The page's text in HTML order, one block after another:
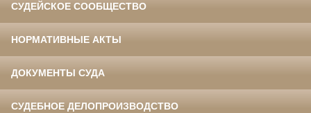
СУДЕЙСКОЕ СООБЩЕСТВО
НОРМАТИВНЫЕ АКТЫ
ДОКУМЕНТЫ СУДА
СУДЕБНОЕ ДЕЛОПРОИЗВОДСТВО